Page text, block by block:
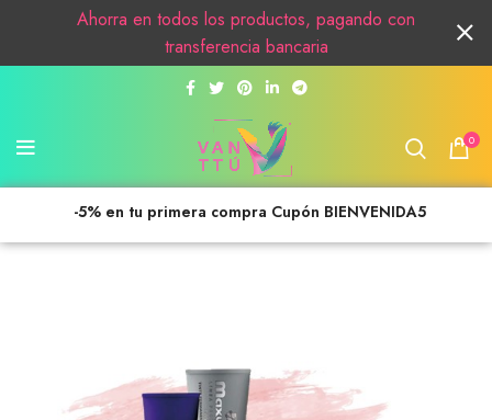
0
-5% en tu primera compra Cupón BIENVENIDA5
Ahorra en todos los productos, pagando con
transferencia bancaria